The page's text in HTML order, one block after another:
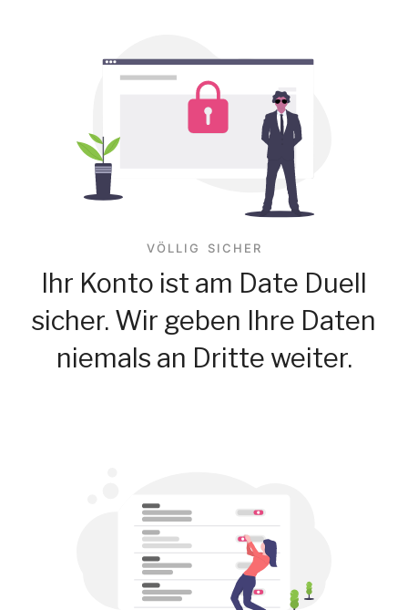
VÖLLIG SICHER
Ihr Konto ist am Date Duell
sicher. Wir geben Ihre Daten
niemals an Dritte weiter.